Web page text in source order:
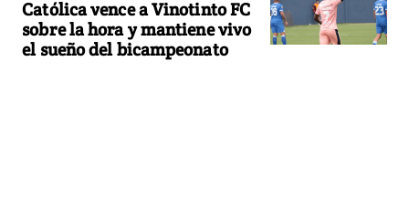
Católica vence a Vinotinto FC
sobre la hora y mantiene vivo
el sueño del bicampeonato